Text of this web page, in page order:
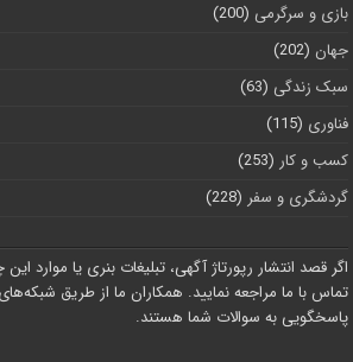
بازی و سرگرمی (200)
جهان (202)
سبک زندگی (63)
فناوری (115)
کسب و کار (253)
گردشگری و سفر (228)
اگر قصد انتشار رپورتاژ آگهی، تبلیغات بنری یا موارد
تماس با ما مراجعه نمایید. همکاران ما از طریق
پاسخگویی به سوالات شما هستند.